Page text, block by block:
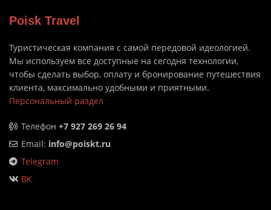
Poisk Travel
Туристическая компания с самой передовой идеологией.
Мы используем все доступные на сегодня технологии,
чтобы сделать выбор, оплату и бронирование путешествия
клиента, максимально удобными и приятными.
Персональный раздел
Телефон +7 927 269 26 94
Email: info@poiskt.ru
Telegram
ВК